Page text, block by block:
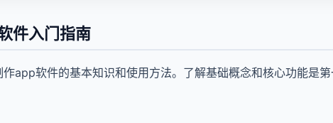
件入门指南
app软件的基本知识和使用方法。了解基础概念和核心功能是